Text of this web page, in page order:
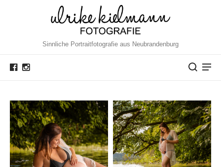
Sinnliche Portraitfotografie aus Neubrandenburg